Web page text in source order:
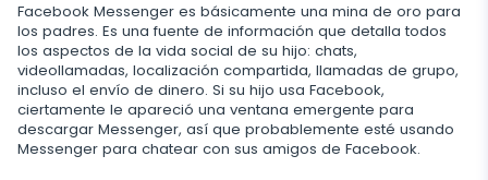
Como Ver los Mensajes de Otro Celular en mi Celular
Ubicación GPS
Registrador de teclas
Control remoto de los ajustes
WhatsApp
Messenger de Facebook
Zoom
Redes Sociales
Facebook
Instagram
Redes sociales
Rastreador de fotos y videos
Internet
Facebook Messenger es básicamente una mina de oro para
los padres. Es una fuente de información que detalla todos
los aspectos de la vida social de su hijo: chats,
videollamadas, localización compartida, llamadas de grupo,
incluso el envío de dinero. Si su hijo usa Facebook,
ciertamente le apareció una ventana emergente para
descargar Messenger, así que probablemente esté usando
Messenger para chatear con sus amigos de Facebook.